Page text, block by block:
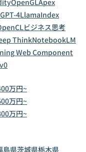
OpenGLApex
GPT-4LlamaIndex
ビジネス思考
ThinkNotebookLM
Web Component
v0
万円~
万円~
万円~
島県茨城県栃木県